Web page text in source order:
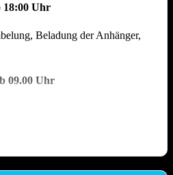
18:00 Uhr
Beladung der Anhänger,
09.00 Uhr
17.00 Uhr